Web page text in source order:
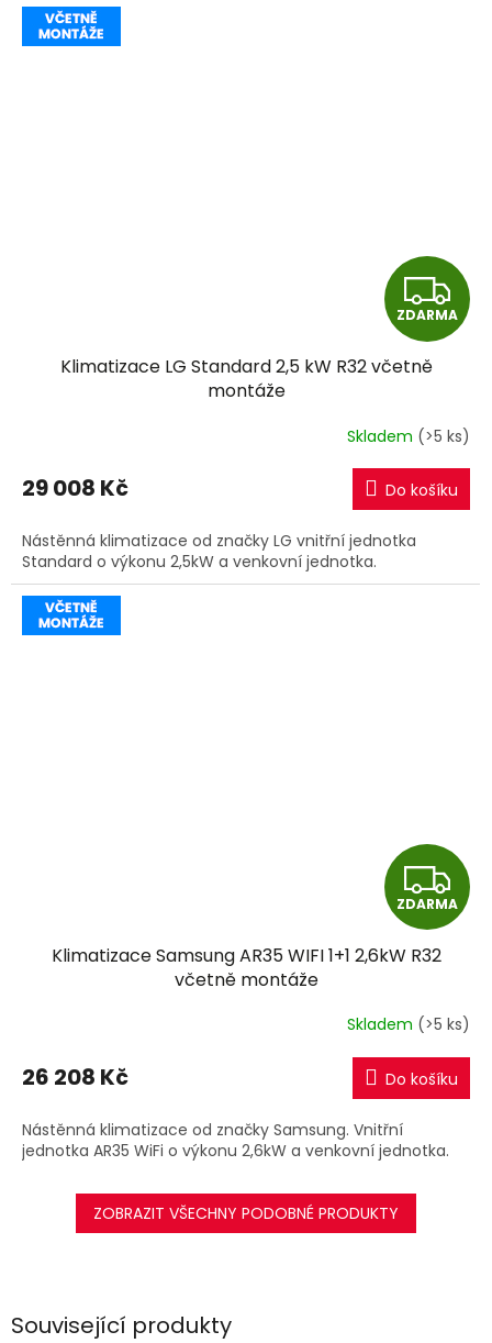
Související produkty
Z
D
R
M
A
ZDARMA
Klimatizace LG Standard 2,5 kW R32 včetně
montáže
Skladem (>5 ks)
29 008 Kč Do košíku
Nástěnná klimatizace od značky LG vnitřní jednotka
Standard o výkonu 2,5kW a venkovní jednotka.
Z
D
R
M
A
ZDARMA
Klimatizace Samsung AR35 WIFI 1+1 2,6kW R32
včetně montáže
Skladem (>5 ks)
26 208 Kč Do košíku
Nástěnná klimatizace od značky Samsung. Vnitřní
jednotka AR35 WiFi o výkonu 2,6kW a venkovní jednotka.
ZOBRAZIT VŠECHNY PODOBNÉ PRODUKTY